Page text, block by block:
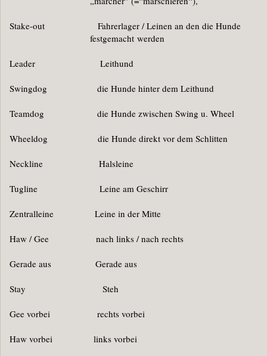
Stake-out Fahrerlager / Leinen an den die Hunde
festgemacht werden
Leader Leithund
Swingdog die Hunde hinter dem Leithund
Teamdog die Hunde zwischen Swing u. Wheel
Wheeldog die Hunde direkt vor dem Schlitten
Neckline Halsleine
Tugline Leine am Geschirr
Zentralleine Leine in der Mitte
Haw / Gee nach links / nach rechts
Gerade aus Gerade aus
Stay Steh
Gee vorbei rechts vorbei
Haw vorbei links vorbei